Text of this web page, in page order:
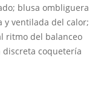
blusa ombliguera
ventilada del calor;
ritmo del balanceo
discreta coquetería